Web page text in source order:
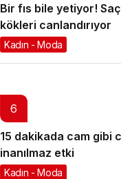
Bir fıs bile yetiyor!
kökleri canlandırıyor
Kadın - Moda
6
15 dakikada cam gibi
inanılmaz etki
Kadın - Moda